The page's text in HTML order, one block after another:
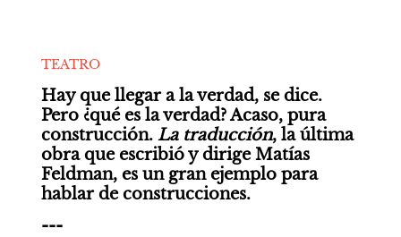
TEATRO
Hay que llegar a la verdad, se dice.
Pero ¿qué es la verdad? Acaso, pura
construcción. La traducción, la última
obra que escribió y dirige Matías
Feldman, es un gran ejemplo para
hablar de construcciones.
---